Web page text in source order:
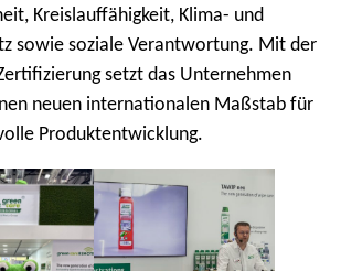
Kreislauffähigkeit, Klima- und
sowie soziale Verantwortung. Mit der
setzt das Unternehmen
neuen internationalen Maßstab für
Produktentwicklung.